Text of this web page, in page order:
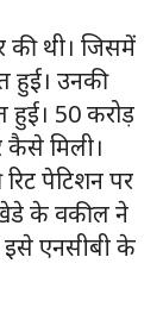
की थी। जिसमें
हुई। उनकी
हुई। 50 करोड़
कैसे मिली।
पेटिशन पर
के वकील ने
एनसीबी के